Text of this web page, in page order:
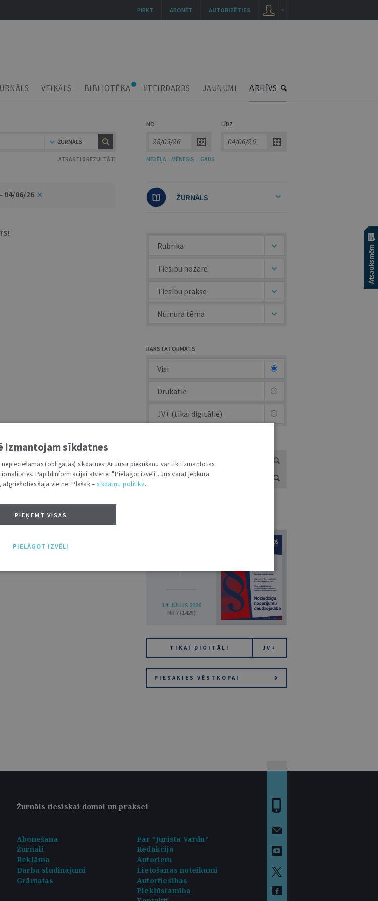
VEIKALS BIBLIOTĒKA #TEIRDARBS JAUNUMI ARHĪVS
ŽURNĀLS
ATRASTI 0 REZULTĀTI
NO LĪDZ
NEDĒĻA MĒNESIS GADS
04/06/26 ŽURNĀLS
Rubrika
Tiesību nozare
Tiesību prakse
Numura tēma
RAKSTA FORMĀTS
Visi
Drukātie
JV+ (tikai digitālie)
7
14. JŪLIJS 2026
NR 7 (1425)
TIKAI DIGITĀLI JV+
PIESAKIES VĒSTKOPAI
Žurnāls tiesiskai domai un praksei
Abonēšana
Par "Jurista Vārdu"
Žurnāli
Redakcija
Reklāma
Autoriem
Darba sludinājumi
Lietošanas noteikumi
Grāmatas
Autortiesības
Piekļūstamība
AUTORIZĒTIES
ABONĒT
PIRKT
izmantojam sīkdatnes
(obligātās) sīkdatnes. Ar Jūsu piekrišanu var tikt izmantotas
Papildinformācijai atveriet "Pielāgot izvēli". Jūs varat jebkurā
šajā vietnē. Plašāk – sīkdatņu politikā.
PIEŅEMT VISAS
PIELĀGOT IZVĒLI